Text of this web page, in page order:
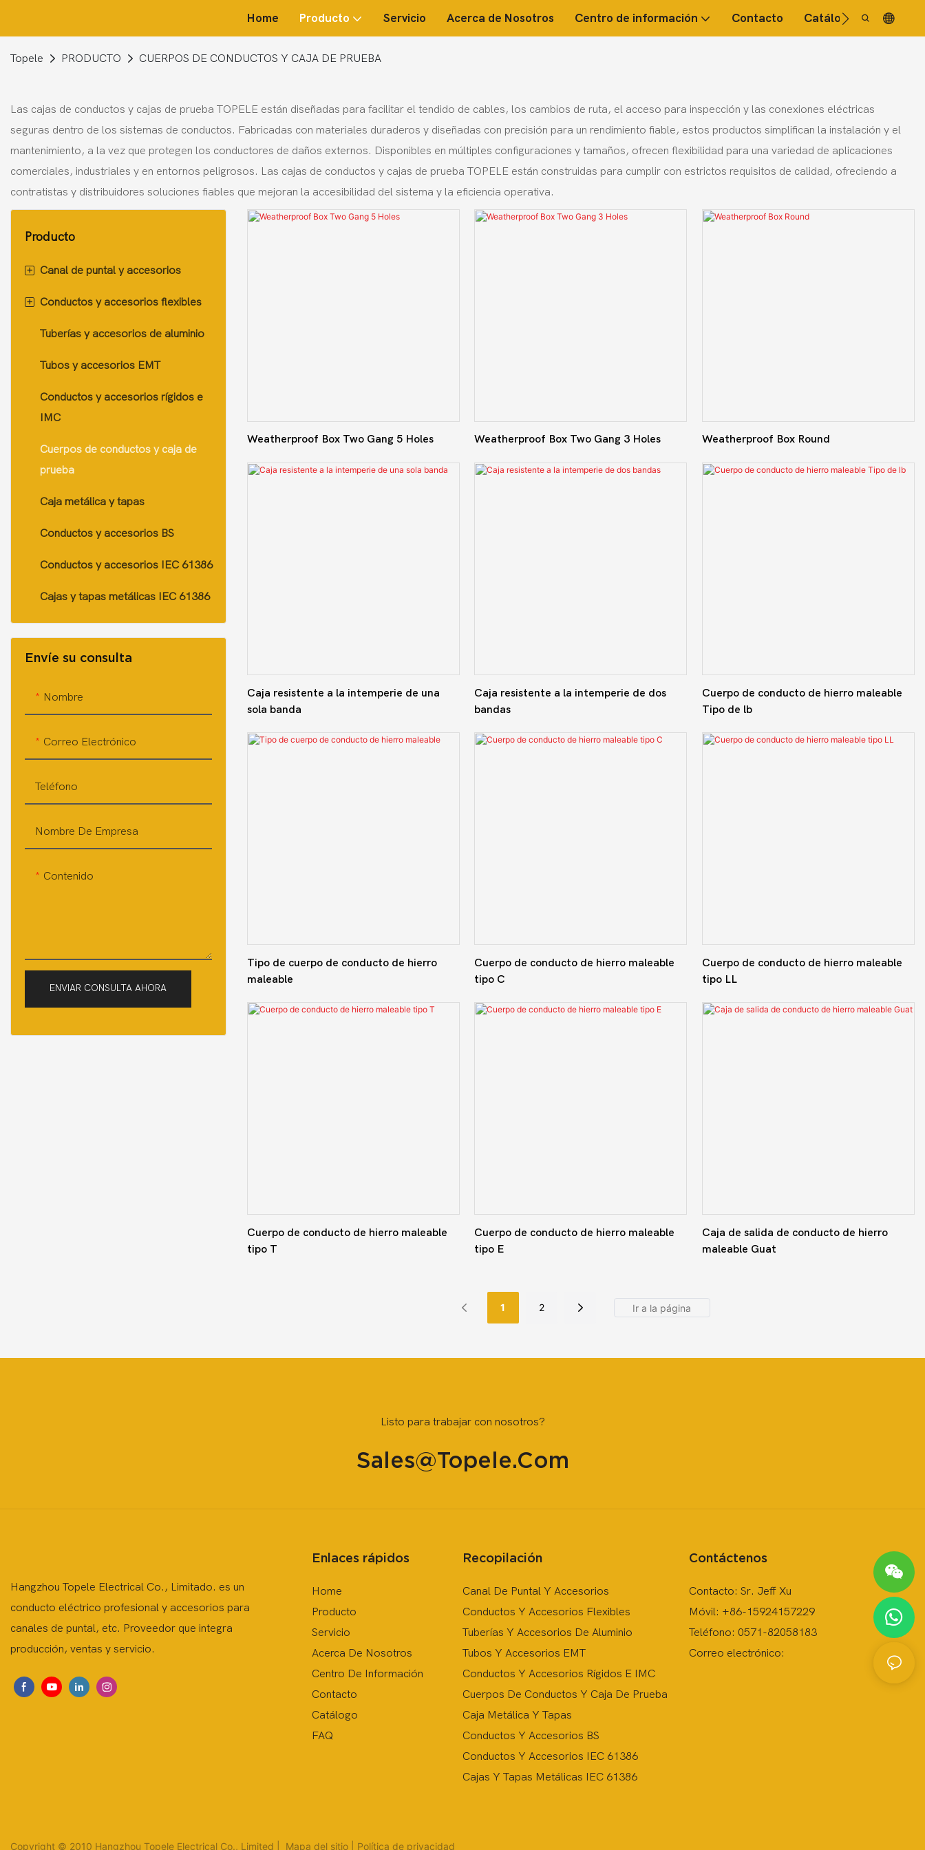
Home Producto Servicio Acerca de Nosotros Centro de información Contacto Catálogo FAQ
Topele PRODUCTO CUERPOS DE CONDUCTOS Y CAJA DE PRUEBA
Las cajas de conductos y cajas de prueba TOPELE están diseñadas para facilitar el tendido de cables, los cambios de ruta, el acceso para inspección y las conexiones eléctricas
seguras dentro de los sistemas de conductos. Fabricadas con materiales duraderos y diseñadas con precisión para un rendimiento fiable, estos productos simplifican la instalación y el
mantenimiento, a la vez que protegen los conductores de daños externos. Disponibles en múltiples configuraciones y tamaños, ofrecen flexibilidad para una variedad de aplicaciones
comerciales, industriales y en entornos peligrosos. Las cajas de conductos y cajas de prueba TOPELE están construidas para cumplir con estrictos requisitos de calidad, ofreciendo a
contratistas y distribuidores soluciones fiables que mejoran la accesibilidad del sistema y la eficiencia operativa.
Producto
+ Canal de puntal y accesorios
Canal de puntal
Todas las varillas roscadas
Placa de canal
Abrazaderas para tubos de
acero
colgador de tubos
+ Conductos y accesorios flexibles
Accesorios para conductos
flexibles no metálicos
flexibles recubiertos de PVC
Tuberías y accesorios de aluminio
Tubos y accesorios EMT
Conductos y accesorios rígidos e
IMC
Cuerpos de conductos y caja de
prueba
Caja metálica y tapas
Conductos y accesorios BS
Conductos y accesorios IEC 61386
Cajas y tapas metálicas IEC 61386
Envíe su consulta
Nombre
Correo Electrónico
Teléfono
Nombre De Empresa
Contenido
ENVIAR CONSULTA AHORA
Weatherproof Box Two Gang 5 Holes Weatherproof Box Two Gang 3 Holes Weatherproof Box Round
Caja resistente a la intemperie de una
sola banda
Caja resistente a la intemperie de dos
bandas
Cuerpo de conducto de hierro maleable
Tipo de lb
Tipo de cuerpo de conducto de hierro
maleable
Cuerpo de conducto de hierro maleable
tipo C
Cuerpo de conducto de hierro maleable
tipo LL
Cuerpo de conducto de hierro maleable
tipo T
Cuerpo de conducto de hierro maleable
tipo E
Caja de salida de conducto de hierro
maleable Guat
1 2
Listo para trabajar con nosotros?
Sales@topele.com
Hangzhou Topele Electrical Co., Limitado. es un
conducto eléctrico profesional y accesorios para
canales de puntal, etc. Proveedor que integra
producción, ventas y servicio.
Enlaces rápidos
Home
Producto
Servicio
Acerca De Nosotros
Centro De Información
Contacto
Catálogo
FAQ
Recopilación
Canal De Puntal Y Accesorios
Conductos Y Accesorios Flexibles
Tuberías Y Accesorios De Aluminio
Tubos Y Accesorios EMT
Conductos Y Accesorios Rígidos E IMC
Cuerpos De Conductos Y Caja De Prueba
Caja Metálica Y Tapas
Conductos Y Accesorios BS
Conductos Y Accesorios IEC 61386
Cajas Y Tapas Metálicas IEC 61386
Contáctenos
Contacto: Sr. Jeff Xu
Móvil: +86-15924157229
Teléfono: 0571-82058183
Correo electrónico:
Copyright © 2010 Hangzhou Topele Electrical Co., Limited | Mapa del sitio Política de privacidad